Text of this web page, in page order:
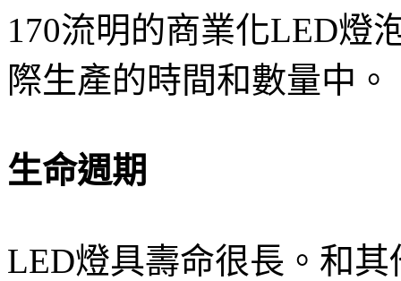
170流明的商業化LED燈
際生產的時間和數量中。
生命週期
LED燈具壽命很長。和